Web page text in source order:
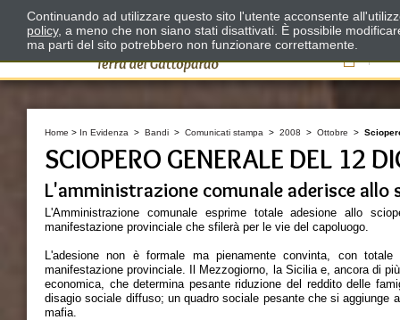
Il
Home > In Evidenza > Bandi > Comunicati stampa > 2008 > Ottobre >
SCIOPERO GENERALE DEL 12
L'amministrazione comunale aderisce allo
L'Amministrazione comunale esprime totale adesione allo
manifestazione provinciale che sfilerà per le vie del capoluogo.
L'adesione non è formale ma pienamente convinta, con
manifestazione provinciale. Il Mezzogiorno, la Sicilia e, ancora di
economica, che determina pesante riduzione del reddito delle
disagio sociale diffuso; un quadro sociale pesante che si aggiunge
mafia.
Continuando ad utilizzare questo sito l'utente acconsente
policy, a meno che non siano stati disattivati. È possibile
ma parti del sito potrebbero non funzionare correttamente.